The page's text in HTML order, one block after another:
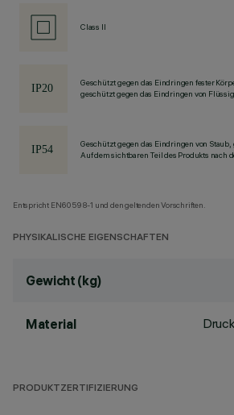
Class II
Geschützt gegen das Eindringen fester
geschützt gegen das Eindringen von
Geschützt gegen das Eindringen von
Auf dem sichtbaren Teil des Produkts nach
Entspricht EN60598-1 und den geltenden Vorschriften.
PHYSIKALISCHE EIGENSCHAFTEN
Gewicht (kg)
Material
PRODUKTZERTIFIZIERUNG